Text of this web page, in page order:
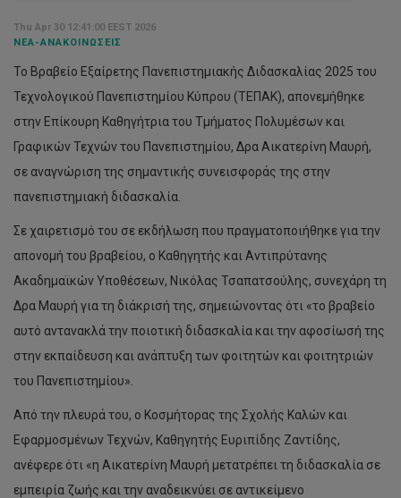
Ερευνητική Ομάδα Infrastructure
Thu Apr 30 12:41:00 EEST 2026
ΝΈΑ-ΑΝΑΚΟΙΝΏΣΕΙΣ
To Βραβείο Εξαίρετης Πανεπιστημιακής Διδασκαλίας 2025 του
Τεχνολογικού Πανεπιστημίου Κύπρου (ΤΕΠΑΚ), απονεμήθηκε
στην Επίκουρη Καθηγήτρια του Τμήματος Πολυμέσων και
Γραφικών Τεχνών του Πανεπιστημίου, Δρα Αικατερίνη Μαυρή,
σε αναγνώριση της σημαντικής συνεισφοράς της στην
πανεπιστημιακή διδασκαλία.
Σε χαιρετισμό του σε εκδήλωση που πραγματοποιήθηκε για την
απονομή του βραβείου, ο Καθηγητής και Αντιπρύτανης
Ακαδημαϊκών Υποθέσεων, Νικόλας Τσαπατσούλης, συνεχάρη τη
Δρα Μαυρή για τη διάκρισή της, σημειώνοντας ότι «το βραβείο
αυτό αντανακλά την ποιοτική διδασκαλία και την αφοσίωσή της
στην εκπαίδευση και ανάπτυξη των φοιτητών και φοιτητριών
του Πανεπιστημίου».
Από την πλευρά του, ο Κοσμήτορας της Σχολής Καλών και
Εφαρμοσμένων Τεχνών, Καθηγητής Ευριπίδης Ζαντίδης,
ανέφερε ότι «η Αικατερίνη Μαυρή μετατρέπει τη διδασκαλία σε
εμπειρία ζωής και την αναδεικνύει σε αντικείμενο